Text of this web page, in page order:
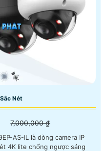
Nét
7,000,000 ₫
AS-IL là dòng camera IP
4K lite chống ngược sáng